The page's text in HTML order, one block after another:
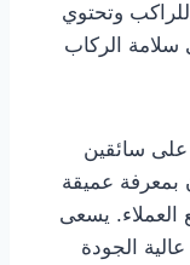
وتحتوي
الركاب
على سائقين
بمعرفة عميقة
العملاء. يسعى
الجودة